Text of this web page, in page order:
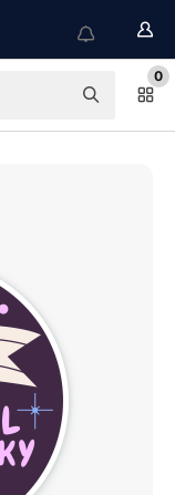
0